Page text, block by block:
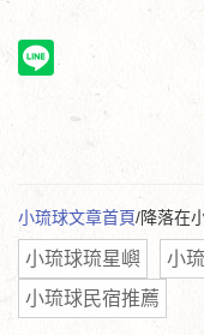
小琉球文章首頁/降落在
小琉球琉星嶼
小
小琉球民宿推薦